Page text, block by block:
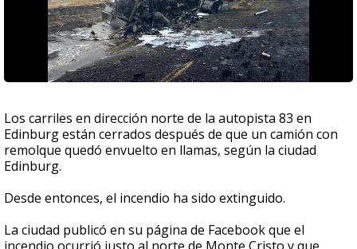
Los carriles en dirección norte de la autopista 83 en
Edinburg están cerrados después de que un camión con
remolque quedó envuelto en llamas, según la ciudad
Edinburg.
Desde entonces, el incendio ha sido extinguido.
La ciudad publicó en su página de Facebook que el